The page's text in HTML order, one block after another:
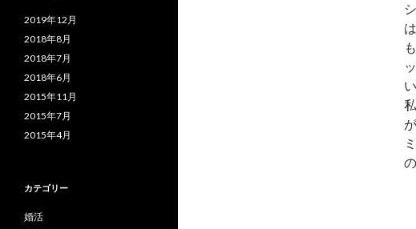
2019年12月
2018年8月
2018年7月
2018年6月
2015年11月
2015年7月
2015年4月
カテゴリー
婚活